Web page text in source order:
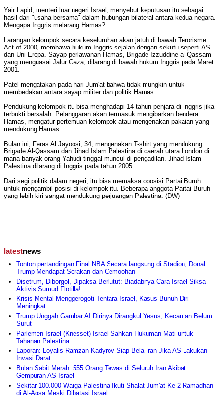
Yair Lapid, menteri luar negeri Israel, menyebut keputusan itu sebagai
hasil dari "usaha bersama" dalam hubungan bilateral antara kedua negara.
Mengapa Inggris melarang Hamas?
Larangan kelompok secara keseluruhan akan jatuh di bawah Terorisme
Act of 2000, membawa hukum Inggris sejalan dengan sekutu seperti AS
dan Uni Eropa. Sayap perlawanan Hamas, Brigade Izzuddine al-Qassam
yang menguasai Jalur Gaza, dilarang di bawah hukum Inggris pada Maret
2001.
Patel mengatakan pada hari Jum'at bahwa tidak mungkin untuk
membedakan antara sayap militer dan politik Hamas.
Pendukung kelompok itu bisa menghadapi 14 tahun penjara di Inggris jika
terbukti bersalah. Pelanggaran akan termasuk mengibarkan bendera
Hamas, mengatur pertemuan kelompok atau mengenakan pakaian yang
mendukung Hamas.
Bulan ini, Feras Al Jayoosi, 34, mengenakan T-shirt yang mendukung
Brigade Al-Qassam dan Jihad Islam Palestina di daerah utara London di
mana banyak orang Yahudi tinggal muncul di pengadilan. Jihad Islam
Palestina dilarang di Inggris pada tahun 2005.
Dari segi politik dalam negeri, itu bisa memaksa oposisi Partai Buruh
untuk mengambil posisi di kelompok itu. Beberapa anggota Partai Buruh
yang lebih kiri sangat mendukung perjuangan Palestina. (DW)
latestnews
Tonton pertandingan Final NBA Secara langsung di Stadion, Donal
Trump Mendapat Sorakan dan Cemoohan
Disetrum, Diborgol, Dipaksa Berlutut: Biadabnya Cara Israel Siksa
Aktivis Sumud Flotilla!
Krisis Mental Menggerogoti Tentara Israel, Kasus Bunuh Diri
Meningkat
Trump Unggah Gambar AI Dirinya Dirangkul Yesus, Kecaman Belum
Surut
Parlemen Israel (Knesset) Israel Sahkan Hukuman Mati untuk
Tahanan Palestina
Laporan: Loyalis Ramzan Kadyrov Siap Bela Iran Jika AS Lakukan
Invasi Darat
Bulan Sabit Merah: 555 Orang Tewas di Seluruh Iran Akibat
Gempuran AS-Israel
Sekitar 100.000 Warga Palestina Ikuti Shalat Jum'at Ke-2 Ramadhan
di Al-Aqsa Meski Dibatasi Israel